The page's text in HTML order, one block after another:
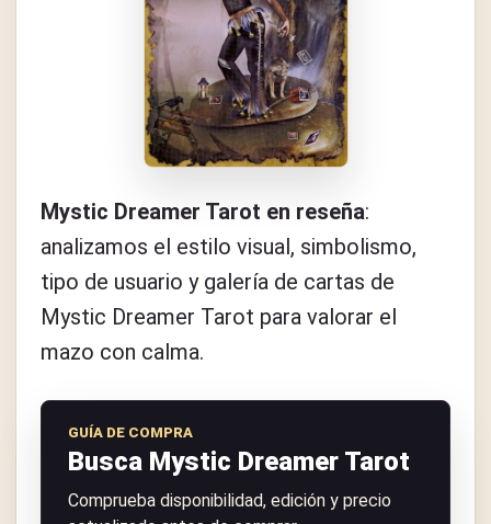
Mystic Dreamer Tarot en reseña:
analizamos el estilo visual, simbolismo,
tipo de usuario y galería de cartas de
Mystic Dreamer Tarot para valorar el
mazo con calma.
GUÍA DE COMPRA
Busca Mystic Dreamer Tarot
Comprueba disponibilidad, edición y precio